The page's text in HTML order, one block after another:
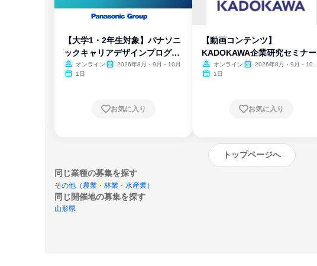
【大学1・2年生対象】パナソニ
ックキャリアデザインプログラ
ム
オンライン
2026年8月・9月・10月
1日
お気に入り
【動画コンテンツ】
KADOKAWA企業研究セミナー
オンライン
2026年8月・9月・10
1日
お気に入り
トップページへ
同じ業種の募集を探す
その他（農業・林業・水産業）
同じ開催地の募集を探す
山形県